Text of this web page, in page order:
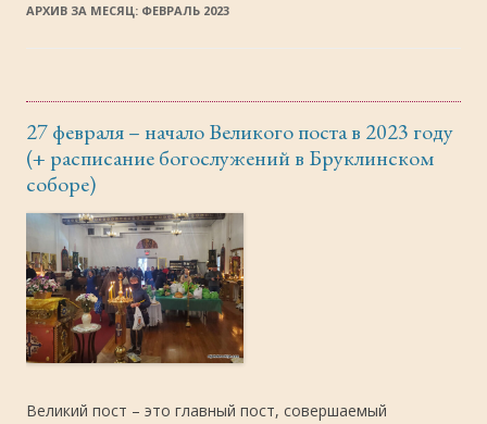
АРХИВ ЗА МЕСЯЦ: ФЕВРАЛЬ 2023
27 февраля – начало Великого поста в 2023 году
(+ расписание богослужений в Бруклинском
соборе)
Великий пост – это главный пост, совершаемый